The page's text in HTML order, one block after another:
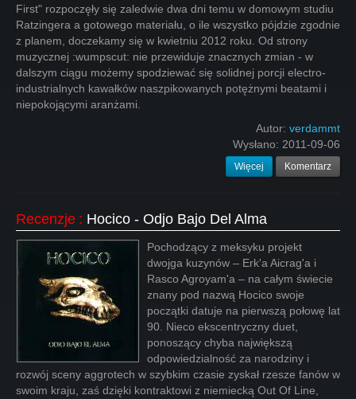
First" rozpoczęły się zaledwie dwa dni temu w domowym studiu
Ratzingera a gotowego materiału, o ile wszystko pójdzie zgodnie
z planem, doczekamy się w kwietniu 2012 roku. Od strony
muzycznej :wumpscut: nie przewiduje znacznych zmian - w
dalszym ciągu możemy spodziewać się solidnej porcji electro-
industrialnych kawałków naszpikowanych potężnymi beatami i
niepokojącymi aranżami.
Autor: verdammt
Wysłano: 2011-09-06
Więcej Komentarz
Recenzje : Hocico - Odjo Bajo Del Alma
Pochodzący z meksyku projekt
dwojga kuzynów – Erk'a Aicrag'a i
Rasco Agroyam'a – na całym świecie
znany pod nazwą Hocico swoje
początki datuje na pierwszą połowę lat
90. Nieco ekscentryczny duet,
ponoszący chyba największą
odpowiedzialność za narodziny i
rozwój sceny aggrotech w szybkim czasie zyskał rzesze fanów w
swoim kraju, zaś dzięki kontraktowi z niemiecką Out Of Line,